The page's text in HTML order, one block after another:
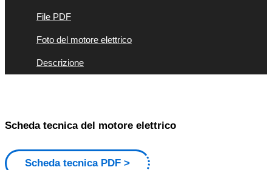
File PDF
Foto del motore elettrico
Descrizione
Scheda tecnica del motore elettrico
Scheda tecnica PDF